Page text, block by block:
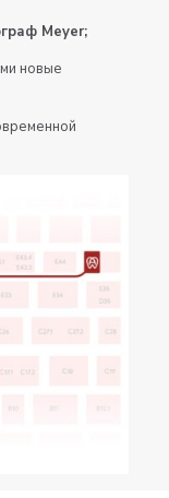
Meyer;
новые